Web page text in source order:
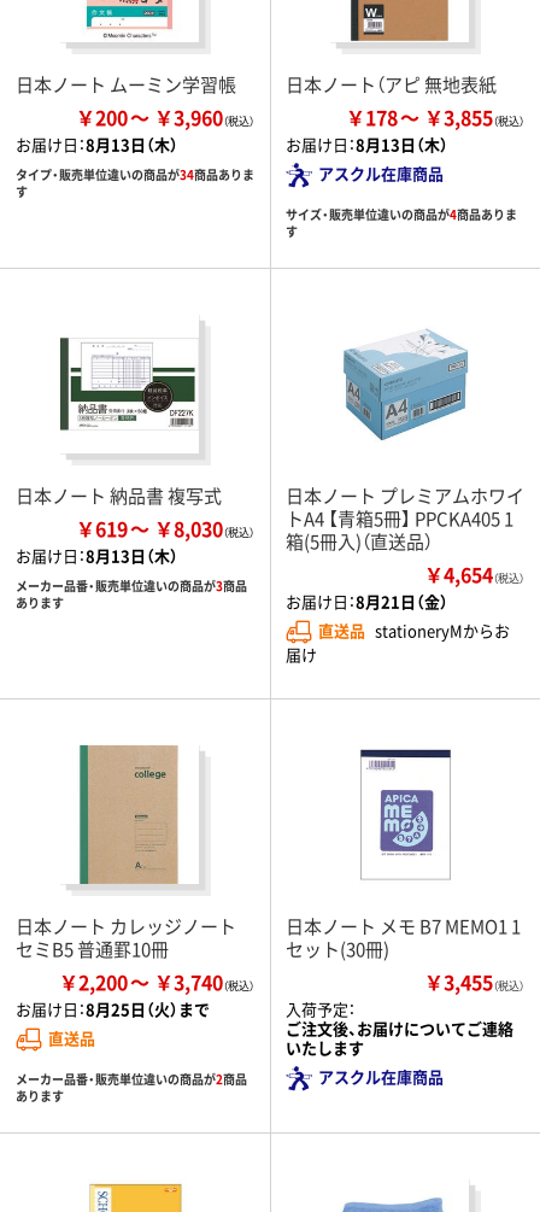
日本ノート ムーミン学習帳
￥200 ￥3,960
お届け日：8月13日（木）
タイプ・販売単位違いの商品が34商品ありま
す
日本ノート（アピ 無地表紙
￥178 ￥3,855
お届け日：8月13日（木）
アスクル在庫商品
サイズ・販売単位違いの商品が4商品ありま
す
日本ノート 納品書 複写式
￥619 ￥8,030
お届け日：8月13日（木）
メーカー品番・販売単位違いの商品が3商品
あります
日本ノート プレミアムホワイ
トA4 【青箱5冊】 PPCKA405 1
箱(5冊入)（直送品）
￥4,654（税込）
お届け日：8月21日（金）
直送品 stationeryMからお
届け
日本ノート カレッジノート
セミB5 普通罫10冊
￥2,200 ￥3,740
お届け日：8月25日（火）まで
直送品
メーカー品番・販売単位違いの商品が2商品
あります
日本ノート メモ B7 MEMO1 1
セット(30冊)
￥3,455（税込）
入荷予定：
ご注文後、お届けについてご連絡
いたします
アスクル在庫商品